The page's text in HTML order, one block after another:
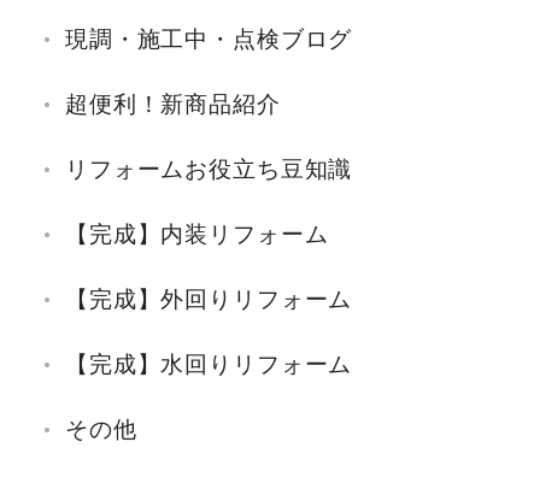
現調・施工中・点検ブログ
超便利！新商品紹介
リフォームお役立ち豆知識
【完成】内装リフォーム
【完成】外回りリフォーム
【完成】水回りリフォーム
その他